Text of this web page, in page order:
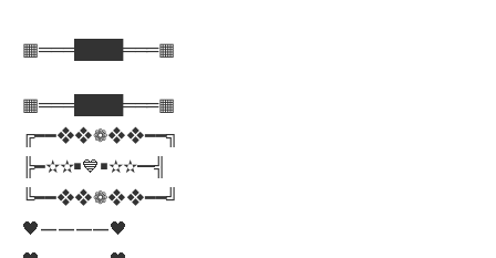
▦═══████═══▦
▦═══████═══▦
╔━━❖❖❁❖❖━━╗
╠━✫✫￭💙￭✫✫━╣
╚━━❖❖❁❖❖━━╝
🖤————🖤